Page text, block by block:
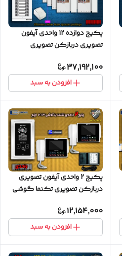
پکیج دوازده 12 واحدی آیفون
تصویری دربازکن تصویری
TKM
37,192,100
افزودن به سبد
پکیج 2 واحدی آیفون تصویری
دربازکن تصویری تکنما گوشی
لمسی
12,154,000
افزودن به سبد